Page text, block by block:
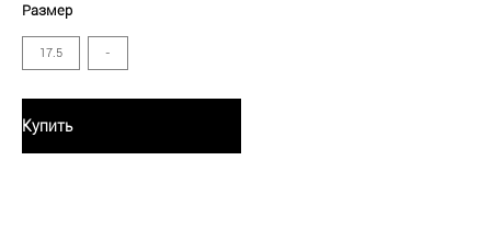
Размер
17.5 -
Купить